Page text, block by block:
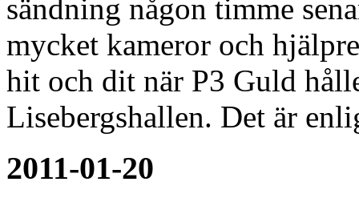
sändning någon timme
mycket kameror och
hit och dit när P3 Guld
Lisebergshallen. Det är
2011-01-20